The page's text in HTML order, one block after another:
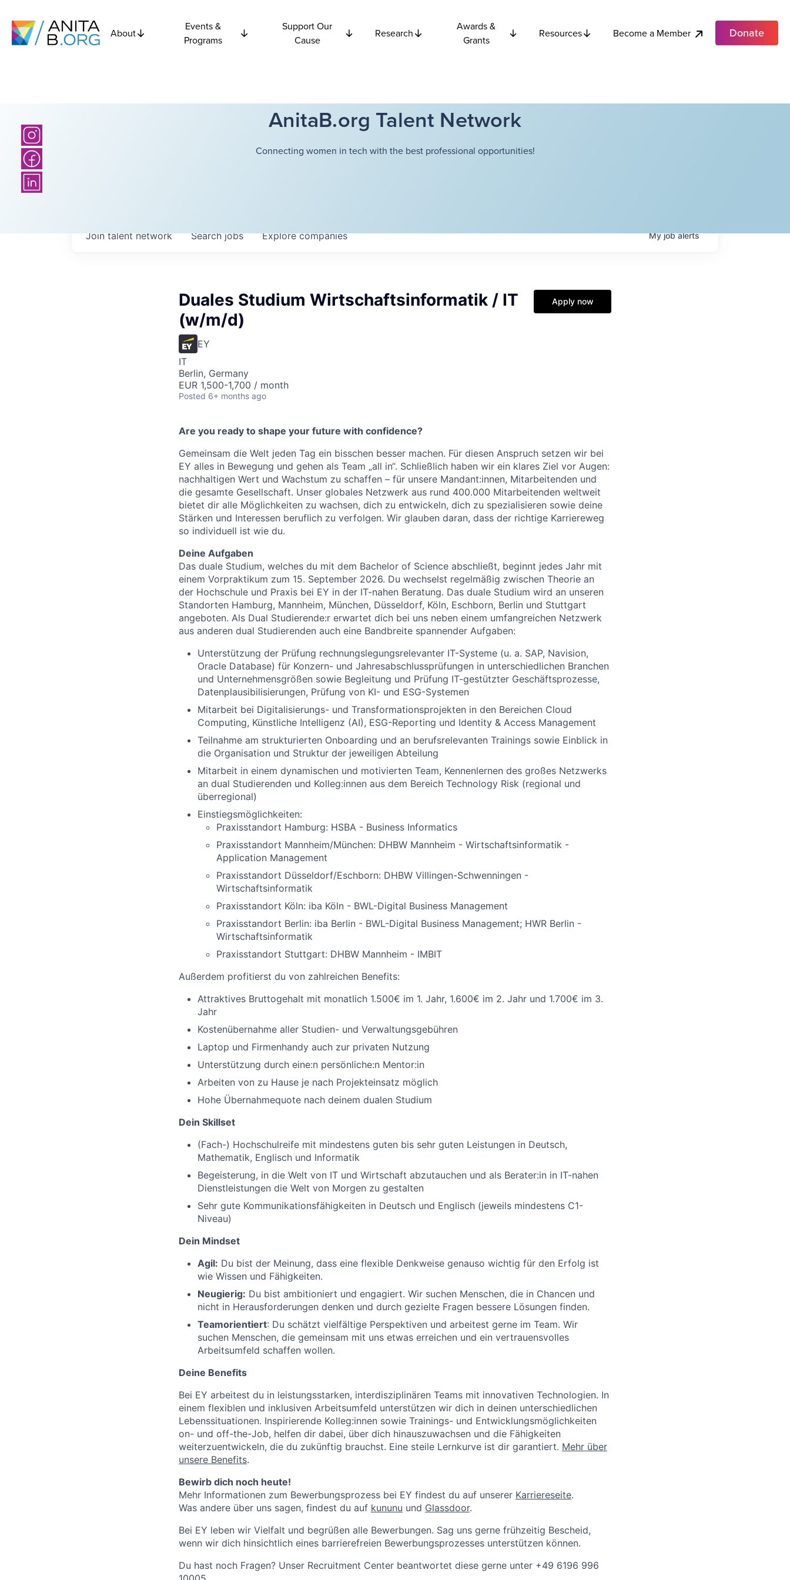
About
Events &
Programs
Support Our
Cause
Research
Awards &
Grants
Resources Become a Member Donate
AnitaB.org Talent Network
Connecting women in tech with the best professional opportunities!
Searchjobs Explorecompanies
Join talent network Myjobalerts
Duales Studium Wirtschaftsinformatik / IT
(w/m/d)
EY
IT
Berlin, Germany
EUR 1,500-1,700 / month
Posted 6+ months ago
Apply now
Are you ready to shape your future with confidence?
Gemeinsam die Welt jeden Tag ein bisschen besser machen. Für diesen Anspruch setzen wir bei
EY alles in Bewegung und gehen als Team „all in“. Schließlich haben wir ein klares Ziel vor Augen:
nachhaltigen Wert und Wachstum zu schaffen – für unsere Mandant:innen, Mitarbeitenden und
die gesamte Gesellschaft. Unser globales Netzwerk aus rund 400.000 Mitarbeitenden weltweit
bietet dir alle Möglichkeiten zu wachsen, dich zu entwickeln, dich zu spezialisieren sowie deine
Stärken und Interessen beruflich zu verfolgen. Wir glauben daran, dass der richtige Karriereweg
so individuell ist wie du.
Deine Aufgaben
Das duale Studium, welches du mit dem Bachelor of Science abschließt, beginnt jedes Jahr mit
einem Vorpraktikum zum 15. September 2026. Du wechselst regelmäßig zwischen Theorie an
der Hochschule und Praxis bei EY in der IT-nahen Beratung. Das duale Studium wird an unseren
Standorten Hamburg, Mannheim, München, Düsseldorf, Köln, Eschborn, Berlin und Stuttgart
angeboten. Als Dual Studierende:r erwartet dich bei uns neben einem umfangreichen Netzwerk
aus anderen dual Studierenden auch eine Bandbreite spannender Aufgaben:
Unterstützung der Prüfung rechnungslegungsrelevanter IT-Systeme (u. a. SAP, Navision,
Oracle Database) für Konzern- und Jahresabschlussprüfungen in unterschiedlichen Branchen
und Unternehmensgrößen sowie Begleitung und Prüfung IT-gestützter Geschäftsprozesse,
Datenplausibilisierungen, Prüfung von KI- und ESG-Systemen
Mitarbeit bei Digitalisierungs- und Transformationsprojekten in den Bereichen Cloud
Computing, Künstliche Intelligenz (AI), ESG-Reporting und Identity & Access Management
Teilnahme am strukturierten Onboarding und an berufsrelevanten Trainings sowie Einblick in
die Organisation und Struktur der jeweiligen Abteilung
Mitarbeit in einem dynamischen und motivierten Team, Kennenlernen des großes Netzwerks
an dual Studierenden und Kolleg:innen aus dem Bereich Technology Risk (regional und
überregional)
Einstiegsmöglichkeiten:
Praxisstandort Hamburg: HSBA - Business Informatics
Praxisstandort Mannheim/München: DHBW Mannheim - Wirtschaftsinformatik -
Application Management
Praxisstandort Düsseldorf/Eschborn: DHBW Villingen-Schwenningen -
Wirtschaftsinformatik
Praxisstandort Köln: iba Köln - BWL-Digital Business Management
Praxisstandort Berlin: iba Berlin - BWL-Digital Business Management; HWR Berlin -
Wirtschaftsinformatik
Praxisstandort Stuttgart: DHBW Mannheim - IMBIT
Außerdem profitierst du von zahlreichen Benefits:
Attraktives Bruttogehalt mit monatlich 1.500€ im 1. Jahr, 1.600€ im 2. Jahr und 1.700€ im 3.
Jahr
Kostenübernahme aller Studien- und Verwaltungsgebühren
Laptop und Firmenhandy auch zur privaten Nutzung
Unterstützung durch eine:n persönliche:n Mentor:in
Arbeiten von zu Hause je nach Projekteinsatz möglich
Hohe Übernahmequote nach deinem dualen Studium
Dein Skillset
(Fach-) Hochschulreife mit mindestens guten bis sehr guten Leistungen in Deutsch,
Mathematik, Englisch und Informatik
Begeisterung, in die Welt von IT und Wirtschaft abzutauchen und als Berater:in in IT-nahen
Dienstleistungen die Welt von Morgen zu gestalten
Sehr gute Kommunikationsfähigkeiten in Deutsch und Englisch (jeweils mindestens C1-
Niveau)
Dein Mindset
Agil: Du bist der Meinung, dass eine flexible Denkweise genauso wichtig für den Erfolg ist
wie Wissen und Fähigkeiten.
Neugierig: Du bist ambitioniert und engagiert. Wir suchen Menschen, die in Chancen und
nicht in Herausforderungen denken und durch gezielte Fragen bessere Lösungen finden.
Teamorientiert: Du schätzt vielfältige Perspektiven und arbeitest gerne im Team. Wir
suchen Menschen, die gemeinsam mit uns etwas erreichen und ein vertrauensvolles
Arbeitsumfeld schaffen wollen.
Deine Benefits
Bei EY arbeitest du in leistungsstarken, interdisziplinären Teams mit innovativen Technologien. In
einem flexiblen und inklusiven Arbeitsumfeld unterstützen wir dich in deinen unterschiedlichen
Lebenssituationen. Inspirierende Kolleg:innen sowie Trainings- und Entwicklungsmöglichkeiten
on- und off-the-Job, helfen dir dabei, über dich hinauszuwachsen und die Fähigkeiten
weiterzuentwickeln, die du zukünftig brauchst. Eine steile Lernkurve ist dir garantiert. Mehr über
unsere Benefits.
Bewirb dich noch heute!
Mehr Informationen zum Bewerbungsprozess bei EY findest du auf unserer Karriereseite.
Was andere über uns sagen, findest du auf kununu und Glassdoor.
Bei EY leben wir Vielfalt und begrüßen alle Bewerbungen. Sag uns gerne frühzeitig Bescheid,
wenn wir dich hinsichtlich eines barrierefreien Bewerbungsprozesses unterstützen können.
Du hast noch Fragen? Unser Recruitment Center beantwortet diese gerne unter +49 6196 996